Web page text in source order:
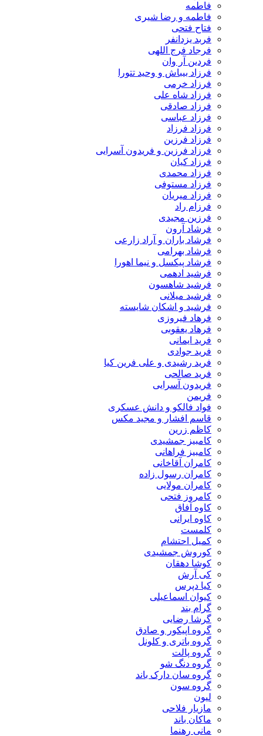
فاطمه
فاطمه و رضا شیری
فتاح فتحی
فربد یزدانفر
فرجاد فرج اللهی
فردین آر وان
فرزاد بیباش و وحید تتورا
فرزاد خرمی
فرزاد شاه علی
فرزاد صادقی
فرزاد عباسی
فرزاد فرزاد
فرزاد فرزین
فرزاد فرزین و فریدون آسرایی
فرزاد کیان
فرزاد محمدی
فرزاد مستوفی
فرزاد میریان
فرزام راد
فرزین مجیدی
فرشاد آرون
فرشاد باران و آراد زارعی
فرشاد بهرامی
فرشاد پیکسل و نیما اهورا
فرشید ادهمی
فرشید شاهسون
فرشید میلانی
فرشید و اشکان شایسته
فرهاد فیروزی
فرهاد یعقوبی
فرید ایمانی
فرید جوادی
فرید رشیدی و علی فرین کیا
فرید صالحی
فریدون آسرایی
فریمن
فواد فالکو و دانش عسکری
قاسم افشار و مجید مکس
کاظم زرین
کامبیز جمشیدی
کامبیز فراهانی
کامران آقاخانی
کامران رسول زاده
کامران مولایی
کامروز فتحی
کاوه آفاق
کاوه ایرانی
کلمست
کمیل احتشام
کوروش جمشیدی
کوشا دهقان
کی آرش
کیا دپرس
کیوان اسماعیلی
گرام بند
گرشا رضایی
گروه اپیکور و صادق
گروه باتری و کلونل
گروه پالت
گروه دنگ شو
گروه سان دارک باند
گروه سون
لیون
مازیار فلاحی
ماکان باند
مانی رهنما